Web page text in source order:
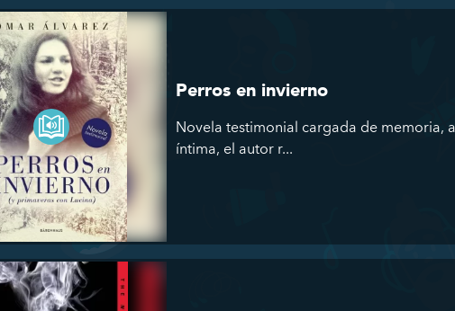
Perros en invierno
Novela testimonial cargada de memoria,
íntima, el autor r...